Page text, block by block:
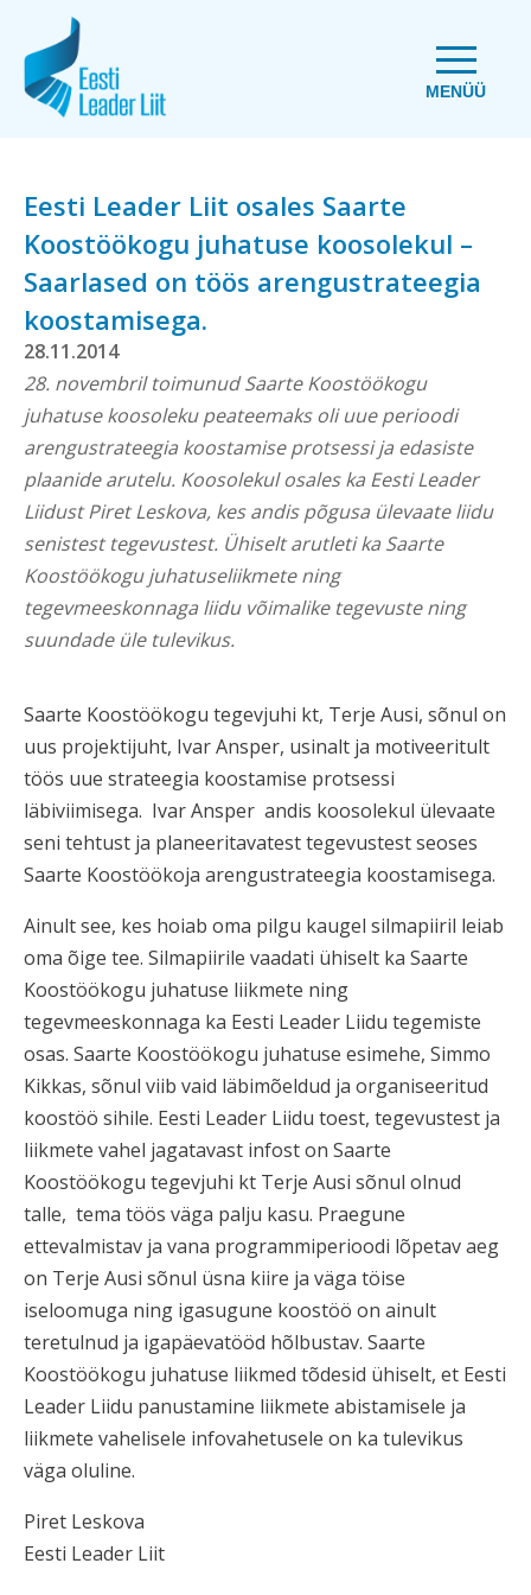
MENÜÜ
Eesti Leader Liit osales Saarte
Koostöökogu juhatuse koosolekul –
Saarlased on töös arengustrateegia
koostamisega.
28.11.2014
28. novembril toimunud Saarte Koostöökogu
juhatuse koosoleku peateemaks oli uue perioodi
arengustrateegia koostamise protsessi ja edasiste
plaanide arutelu. Koosolekul osales ka Eesti Leader
Liidust Piret Leskova, kes andis põgusa ülevaate liidu
senistest tegevustest. Ühiselt arutleti ka Saarte
Koostöökogu juhatuseliikmete ning
tegevmeeskonnaga liidu võimalike tegevuste ning
suundade üle tulevikus.
Saarte Koostöökogu tegevjuhi kt, Terje Ausi, sõnul on
uus projektijuht, Ivar Ansper, usinalt ja motiveeritult
töös uue strateegia koostamise protsessi
läbiviimisega. Ivar Ansper andis koosolekul ülevaate
seni tehtust ja planeeritavatest tegevustest seoses
Saarte Koostöökoja arengustrateegia koostamisega.
Ainult see, kes hoiab oma pilgu kaugel silmapiiril leiab
oma õige tee. Silmapiirile vaadati ühiselt ka Saarte
Koostöökogu juhatuse liikmete ning
tegevmeeskonnaga ka Eesti Leader Liidu tegemiste
osas. Saarte Koostöökogu juhatuse esimehe, Simmo
Kikkas, sõnul viib vaid läbimõeldud ja organiseeritud
koostöö sihile. Eesti Leader Liidu toest, tegevustest ja
liikmete vahel jagatavast infost on Saarte
Koostöökogu tegevjuhi kt Terje Ausi sõnul olnud
talle, tema töös väga palju kasu. Praegune
ettevalmistav ja vana programmiperioodi lõpetav aeg
on Terje Ausi sõnul üsna kiire ja väga töise
iseloomuga ning igasugune koostöö on ainult
teretulnud ja igapäevatööd hõlbustav. Saarte
Koostöökogu juhatuse liikmed tõdesid ühiselt, et Eesti
Leader Liidu panustamine liikmete abistamisele ja
liikmete vahelisele infovahetusele on ka tulevikus
väga oluline.
Piret Leskova
Eesti Leader Liit